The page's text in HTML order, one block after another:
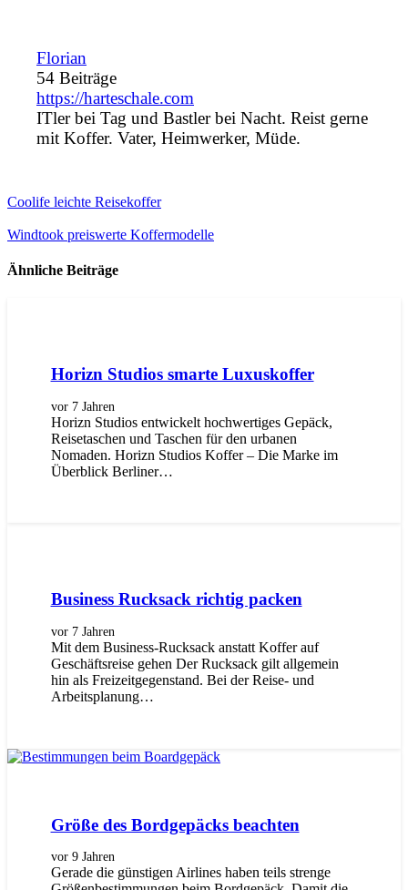
Florian
54 Beiträge
https://harteschale.com
ITler bei Tag und Bastler bei Nacht. Reist gerne
mit Koffer. Vater, Heimwerker, Müde.
Coolife leichte Reisekoffer
Windtook preiswerte Koffermodelle
Ähnliche Beiträge
Horizn Studios smarte Luxuskoffer
vor 7 Jahren
Horizn Studios entwickelt hochwertiges Gepäck,
Reisetaschen und Taschen für den urbanen
Nomaden. Horizn Studios Koffer – Die Marke im
Überblick Berliner…
Business Rucksack richtig packen
vor 7 Jahren
Mit dem Business-Rucksack anstatt Koffer auf
Geschäftsreise gehen Der Rucksack gilt allgemein
hin als Freizeitgegenstand. Bei der Reise- und
Arbeitsplanung…
Größe des Bordgepäcks beachten
vor 9 Jahren
Gerade die günstigen Airlines haben teils strenge